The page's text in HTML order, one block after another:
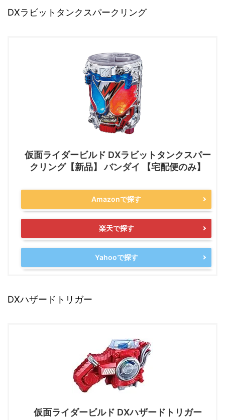
DXラビットタンクスパークリング
仮面ライダービルド DXラビットタンクスパー
クリング【新品】 バンダイ 【宅配便のみ】
Amazonで探す
楽天で探す
Yahooで探す
DXハザードトリガー
仮面ライダービルド DXハザードトリガー